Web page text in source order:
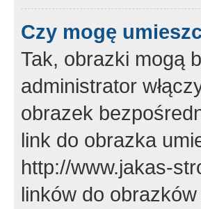
Czy mogę
Tak, obrazki mogą
administrator
obrazek
link do obrazka
http://www.jakas-
linków do